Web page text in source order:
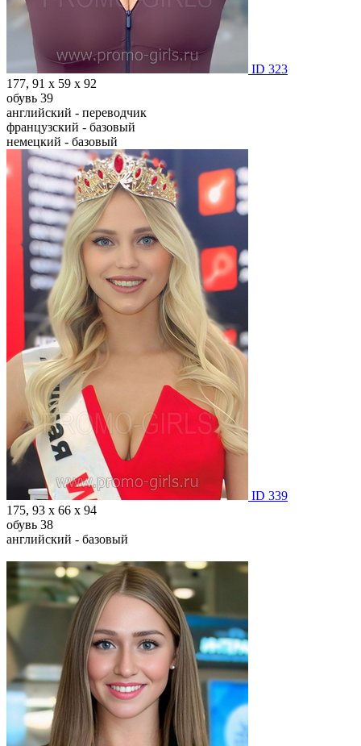
ID 323
177, 91 х 59 х 92
обувь 39
английский - переводчик
французский - базовый
немецкий - базовый
ID 339
175, 93 х 66 х 94
обувь 38
английский - базовый